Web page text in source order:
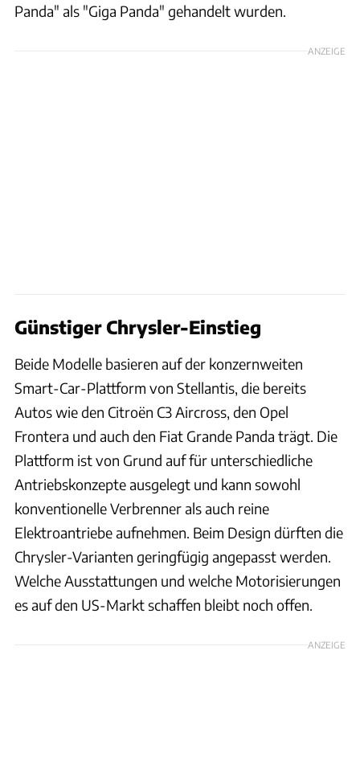
Panda" als "Giga Panda" gehandelt wurden.
ANZEIGE
Günstiger Chrysler-Einstieg
Beide Modelle basieren auf der konzernweiten
Smart-Car-Plattform von Stellantis, die bereits
Autos wie den Citroën C3 Aircross, den Opel
Frontera und auch den Fiat Grande Panda trägt. Die
Plattform ist von Grund auf für unterschiedliche
Antriebskonzepte ausgelegt und kann sowohl
konventionelle Verbrenner als auch reine
Elektroantriebe aufnehmen. Beim Design dürften die
Chrysler-Varianten geringfügig angepasst werden.
Welche Ausstattungen und welche Motorisierungen
es auf den US-Markt schaffen bleibt noch offen.
ANZEIGE